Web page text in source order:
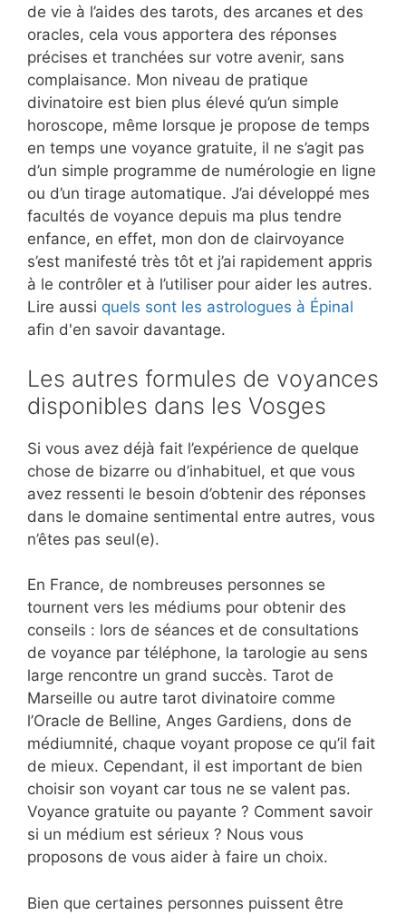
de vie à l’aides des tarots, des arcanes et des
oracles, cela vous apportera des réponses
précises et tranchées sur votre avenir, sans
complaisance. Mon niveau de pratique
divinatoire est bien plus élevé qu’un simple
horoscope, même lorsque je propose de temps
en temps une voyance gratuite, il ne s’agit pas
d’un simple programme de numérologie en ligne
ou d’un tirage automatique. J’ai développé mes
facultés de voyance depuis ma plus tendre
enfance, en effet, mon don de clairvoyance
s’est manifesté très tôt et j’ai rapidement appris
à le contrôler et à l’utiliser pour aider les autres.
Lire aussi quels sont les astrologues à Épinal
afin d'en savoir davantage.
Les autres formules de voyances
disponibles dans les Vosges
Si vous avez déjà fait l’expérience de quelque
chose de bizarre ou d’inhabituel, et que vous
avez ressenti le besoin d’obtenir des réponses
dans le domaine sentimental entre autres, vous
n’êtes pas seul(e).
En France, de nombreuses personnes se
tournent vers les médiums pour obtenir des
conseils : lors de séances et de consultations
de voyance par téléphone, la tarologie au sens
large rencontre un grand succès. Tarot de
Marseille ou autre tarot divinatoire comme
l’Oracle de Belline, Anges Gardiens, dons de
médiumnité, chaque voyant propose ce qu’il fait
de mieux. Cependant, il est important de bien
choisir son voyant car tous ne se valent pas.
Voyance gratuite ou payante ? Comment savoir
si un médium est sérieux ? Nous vous
proposons de vous aider à faire un choix.
Bien que certaines personnes puissent être